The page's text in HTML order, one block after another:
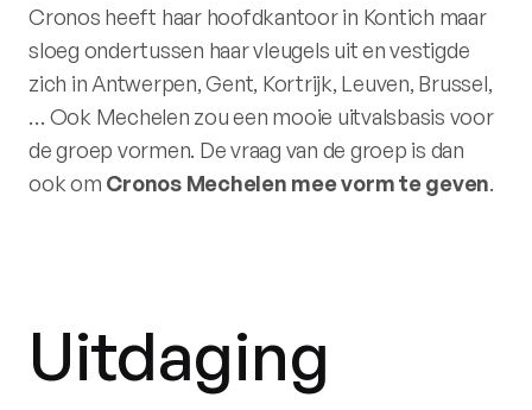
Cronos heeft haar hoofdkantoor in Kontich maar
sloeg ondertussen haar vleugels uit en vestigde
zich in Antwerpen, Gent, Kortrijk, Leuven, Brussel,
… Ook Mechelen zou een mooie uitvalsbasis voor
de groep vormen. De vraag van de groep is dan
ook om Cronos Mechelen mee vorm te geven.
Uitdaging